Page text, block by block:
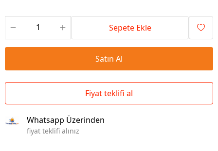
Sepete Ekle
Satın Al
Fiyat teklifi al
Whatsapp Üzerinden
fiyat teklifi alınız